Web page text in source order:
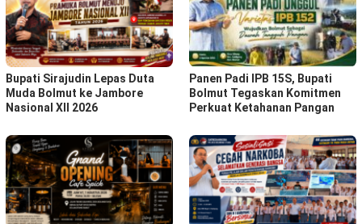
Bupati Sirajudin Lepas Duta
Muda Bolmut ke Jambore
Nasional XII 2026
Panen Padi IPB 15S, Bupati
Bolmut Tegaskan Komitmen
Perkuat Ketahanan Pangan